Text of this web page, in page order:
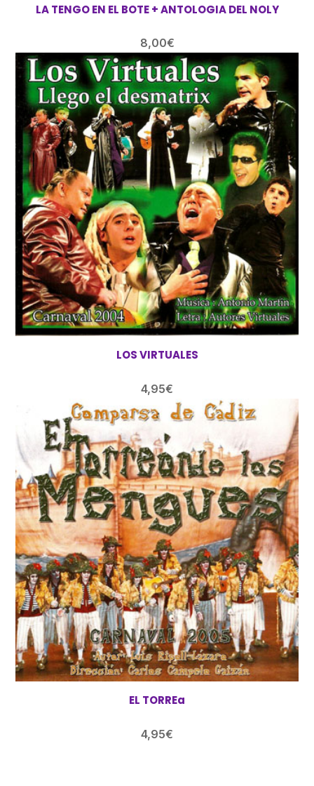
LA TENGO EN EL BOTE + ANTOLOGIA DEL NOLY
8,00€
LOS VIRTUALES
4,95€
EL TORREa
4,95€